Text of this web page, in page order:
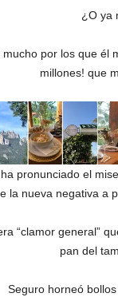
¿O ya
por los que él
millones! que
pronunciado el
la nueva negativa a
“clamor general”
pan del
Seguro horneó